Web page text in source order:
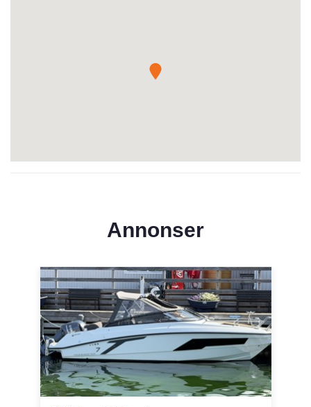
Annonser